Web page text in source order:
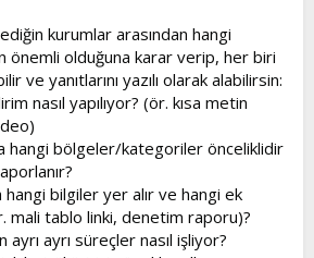
kurumlar arasından hangi
olduğuna karar verip, her biri
ve yanıtlarını yazılı olarak alabilirsin:
nasıl yapılıyor? (ör. kısa metin
hangi bölgeler/kategoriler önceliklidir
hangi bilgiler yer alır ve hangi ek
mali tablo linki, denetim raporu)?
ayrı ayrı süreçler nasıl işliyor?